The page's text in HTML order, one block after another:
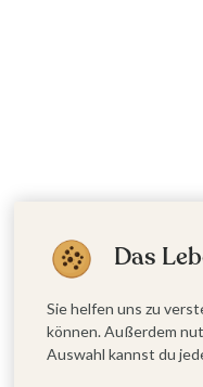
Das
Sie helfen uns zu
können. Außerdem
Auswahl kannst du